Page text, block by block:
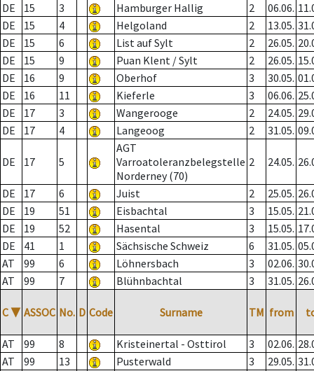
DE
15 3 Hamburger Hallig 2 06.06.
DE
15 4 Helgoland 2 13.05.
DE
15 6 List auf Sylt 2 26.05.
DE
15 9 Puan Klent / Sylt 2 26.05.
DE
16 9 Oberhof 3 30.05.
DE
16 11 Kieferle 3 06.06.
DE
17 3 Wangerooge 2 24.05.
DE
17 4 Langeoog 2 31.05.
DE 17 5
AGT
Varroatoleranzbelegstelle
Norderney (70)
2 24.05.
DE 17 6 Juist 2 25.05.
DE
19 51 Eisbachtal 3 15.05.
DE
19 52 Hasental 3 15.05.
DE
41 1 Sächsische Schweiz 6 31.05.
AT
99 6 Löhnersbach 3 02.06.
AT
99 7 Blühnbachtal 3 31.05.
C ▼ ASSOC No. D Code Surname TM from
AT 99 8 Kristeinertal - Osttirol 3 02.06.
AT
99 13 Pusterwald 3 29.05.